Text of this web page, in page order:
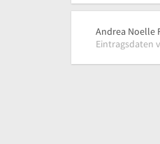
Andrea Noelle
Eintragsdaten